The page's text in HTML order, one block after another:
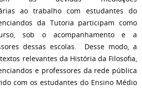
ao trabalho com estudantes do
da Tutoria participam como
sob o acompanhamento e a
dessas escolas. Desse modo, a
relevantes da História da Filosofia,
e professores da rede pública
com os estudantes do Ensino Médio